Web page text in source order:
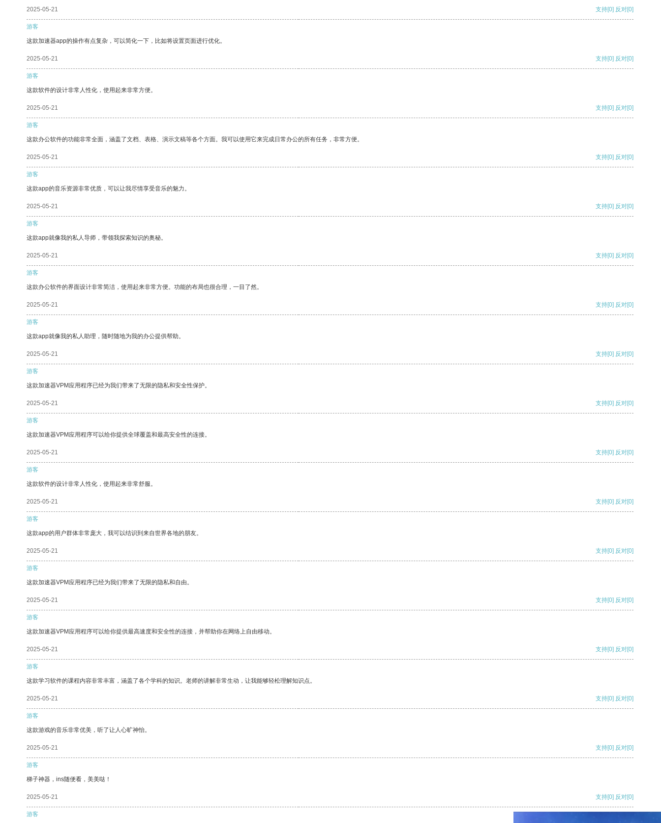
2025-05-21 支持[0] 反对[0]
游客
这款加速器app的操作有点复杂，可以简化一下，比如将设置页面进行优化。
2025-05-21 支持[0] 反对[0]
游客
这款软件的设计非常人性化，使用起来非常方便。
2025-05-21 支持[0] 反对[0]
游客
这款办公软件的功能非常全面，涵盖了文档、表格、演示文稿等各个方面。我可以使用它来完成日常办公的所有任务，非常方便。
2025-05-21 支持[0] 反对[0]
游客
这款app的音乐资源非常优质，可以让我尽情享受音乐的魅力。
2025-05-21 支持[0] 反对[0]
游客
这款app就像我的私人导师，带领我探索知识的奥秘。
2025-05-21 支持[0] 反对[0]
游客
这款办公软件的界面设计非常简洁，使用起来非常方便。功能的布局也很合理，一目了然。
2025-05-21 支持[0] 反对[0]
游客
这款app就像我的私人助理，随时随地为我的办公提供帮助。
2025-05-21 支持[0] 反对[0]
游客
这款加速器VPM应用程序已经为我们带来了无限的隐私和安全性保护。
2025-05-21 支持[0] 反对[0]
游客
这款加速器VPM应用程序可以给你提供全球覆盖和最高安全性的连接。
2025-05-21 支持[0] 反对[0]
游客
这款软件的设计非常人性化，使用起来非常舒服。
2025-05-21 支持[0] 反对[0]
游客
这款app的用户群体非常庞大，我可以结识到来自世界各地的朋友。
2025-05-21 支持[0] 反对[0]
游客
这款加速器VPM应用程序已经为我们带来了无限的隐私和自由。
2025-05-21 支持[0] 反对[0]
游客
这款加速器VPM应用程序可以给你提供最高速度和安全性的连接，并帮助你在网络上自由移动。
2025-05-21 支持[0] 反对[0]
游客
这款学习软件的课程内容非常丰富，涵盖了各个学科的知识。老师的讲解非常生动，让我能够轻松理解知识点。
2025-05-21 支持[0] 反对[0]
游客
这款游戏的音乐非常优美，听了让人心旷神怡。
2025-05-21 支持[0] 反对[0]
游客
梯子神器，ins随便看，美美哒！
2025-05-21 支持[0] 反对[0]
游客